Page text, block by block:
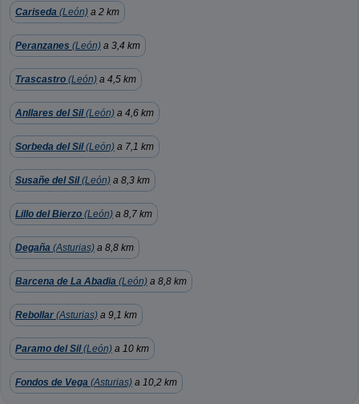
Cariseda (León) a 2 km
Peranzanes (León) a 3,4 km
Trascastro (León) a 4,5 km
Anllares del Sil(León) a 4,6 km
Sorbeda del Sil(León) a 7,1 km
Susañe del Sil(León) a 8,3 km
Lillo del Bierzo (León) a 8,7 km
Degaña (Asturias) a 8,8 km
Barcena de La Abadia (León) a 8,8 km
Rebollar (Asturias) a 9,1 km
Paramo del Sil(León) a 10 km
Fondos de Vega (Asturias) a 10,2 km